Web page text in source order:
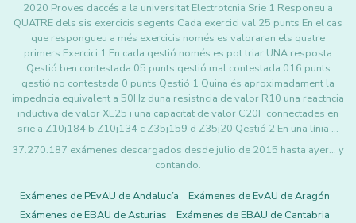
2020 Proves daccés a la universitat Electrotcnia Srie 1 Responeu a
QUATRE dels sis exercicis segents Cada exercici val 25 punts En el cas
que respongueu a més exercicis només es valoraran els quatre
primers Exercici 1 En cada qestió només es pot triar UNA resposta
Qestió ben contestada 05 punts qestió mal contestada 016 punts
qestió no contestada 0 punts Qestió 1 Quina és aproximadament la
impedncia equivalent a 50Hz duna resistncia de valor R10 una reactncia
inductiva de valor XL25 i una capacitat de valor C20F connectades en
srie a Z10j184 b Z10j134 c Z35j159 d Z35j20 Qestió 2 En una línia …
37.270.187 exámenes descargados desde julio de 2015 hasta ayer... y
contando.
Exámenes de PEvAU de Andalucía
Exámenes de EvAU de Aragón
Exámenes de EBAU de Asturias
Exámenes de EBAU de Cantabria